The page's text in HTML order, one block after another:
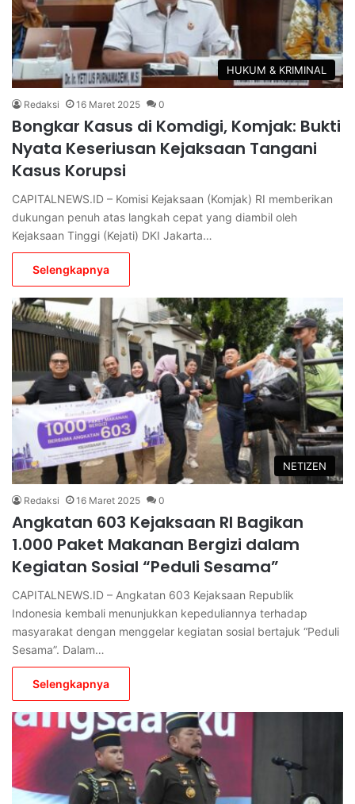
HUKUM & KRIMINAL
Redaksi 16 Maret 2025 0
Bongkar Kasus di Komdigi, Komjak: Bukti
Nyata Keseriusan Kejaksaan Tangani
Kasus Korupsi
CAPITALNEWS.ID – Komisi Kejaksaan (Komjak) RI memberikan
dukungan penuh atas langkah cepat yang diambil oleh
Kejaksaan Tinggi (Kejati) DKI Jakarta…
Selengkapnya
NETIZEN
Redaksi 16 Maret 2025 0
Angkatan 603 Kejaksaan RI Bagikan
1.000 Paket Makanan Bergizi dalam
Kegiatan Sosial “Peduli Sesama”
CAPITALNEWS.ID – Angkatan 603 Kejaksaan Republik
Indonesia kembali menunjukkan kepeduliannya terhadap
masyarakat dengan menggelar kegiatan sosial bertajuk “Peduli
Sesama”. Dalam…
Selengkapnya